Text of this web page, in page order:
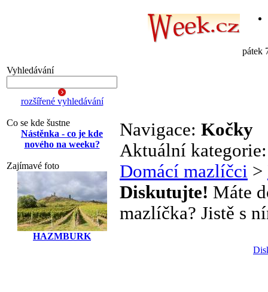
pátek
Vyhledávání
rozšířené vyhledávání
Co se kde šustne
Nástěnka - co je kde
nového na weeku?
Zajímavé foto
HAZMBURK
Navigace: Kočky
Aktuální
Domácí mazlíčci >
Diskutujte! Máte
mazlíčka? Jistě s